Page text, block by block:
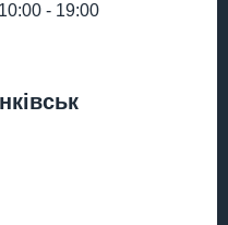
- 19:00